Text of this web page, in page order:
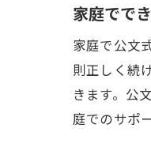
家庭でで
家庭で公文
則正しく続
きます。公
庭でのサポ